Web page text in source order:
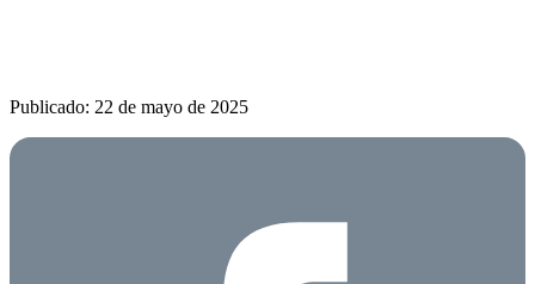
Publicado: 22 de mayo de 2025